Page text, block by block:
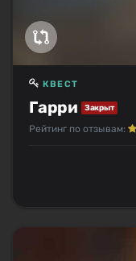
Гарри Закрыт
КВЕСТ
Рейтинг по отзывам: